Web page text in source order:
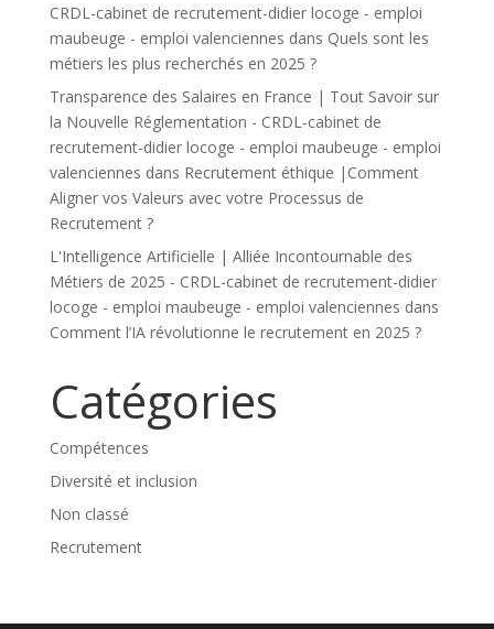
CRDL-cabinet de recrutement-didier locoge - emploi
maubeuge - emploi valenciennes dans Quels sont les
métiers les plus recherchés en 2025 ?
Transparence des Salaires en France | Tout Savoir sur
la Nouvelle Réglementation - CRDL-cabinet de
recrutement-didier locoge - emploi maubeuge - emploi
valenciennes dans Recrutement éthique |Comment
Aligner vos Valeurs avec votre Processus de
Recrutement ?
L'Intelligence Artificielle | Alliée Incontournable des
Métiers de 2025 - CRDL-cabinet de recrutement-didier
locoge - emploi maubeuge - emploi valenciennes dans
Comment l’IA révolutionne le recrutement en 2025 ?
Catégories
Compétences
Diversité et inclusion
Non classé
Recrutement